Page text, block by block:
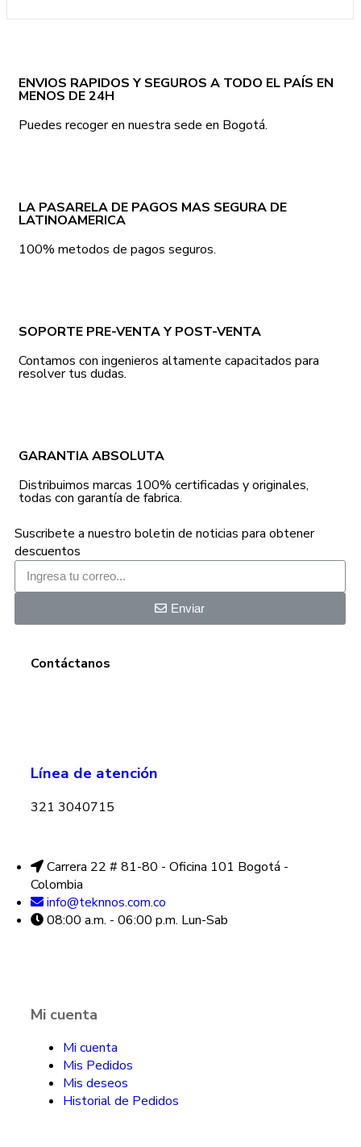
ENVIOS RAPIDOS Y SEGUROS A TODO EL PAÍS EN
MENOS DE 24H
Puedes recoger en nuestra sede en Bogotá.
LA PASARELA DE PAGOS MAS SEGURA DE
LATINOAMERICA
100% metodos de pagos seguros.
SOPORTE PRE-VENTA Y POST-VENTA
Contamos con ingenieros altamente capacitados para
resolver tus dudas.
GARANTIA ABSOLUTA
Distribuimos marcas 100% certificadas y originales,
todas con garantía de fabrica.
Suscribete a nuestro boletin de noticias para obtener
descuentos
Enviar
Contáctanos
Línea de atención
321 3040715
Carrera 22 # 81-80 - Oficina 101 Bogotá -
Colombia
info@teknnos.com.co
08:00 a.m. - 06:00 p.m. Lun-Sab
Mi cuenta
Mi cuenta
Mis Pedidos
Mis deseos
Historial de Pedidos